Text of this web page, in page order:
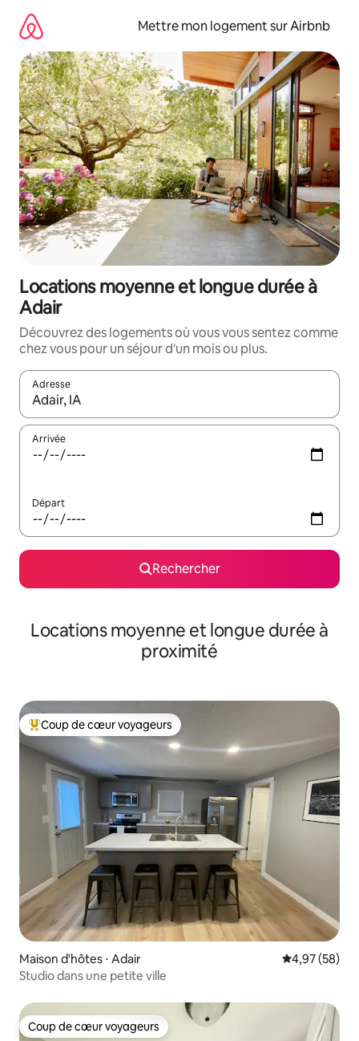
directement
contenu
Mettre mon logement sur Airbnb
Locations moyenne et longue durée à
Adair
Découvrez des logements où vous vous sentez comme
chez vous pour un séjour d'un mois ou plus.
Adresse
Lorsque les résultats s'affichent, utilisez les flèches vers le
Arrivée
Départ
Rechercher
Locations moyenne et longue durée à
proximité
Coups de cœur voyageurs les plus appréciés
Coup de cœur voyageurs
Maison d'hôtes ⋅ Adair Évaluation
4,97 (58)
Studio dans une petite ville
Coup de cœur voyageurs
Coup de cœur voyageurs